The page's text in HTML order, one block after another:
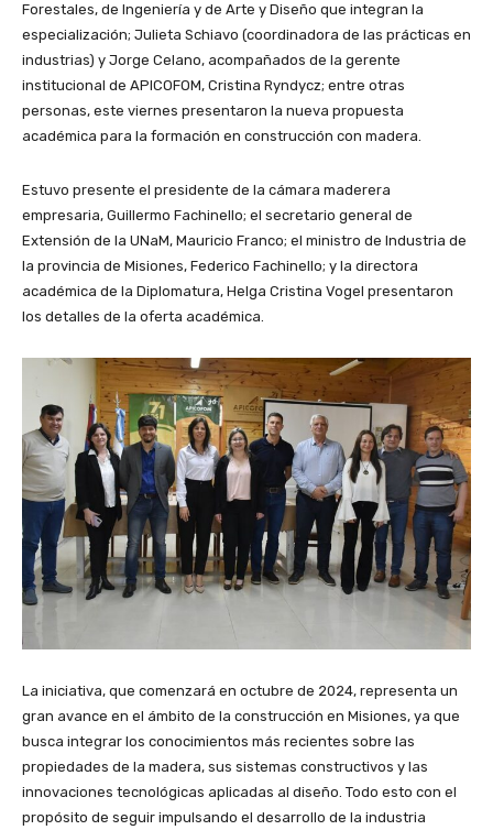
Forestales, de Ingeniería y de Arte y Diseño que integran la
especialización; Julieta Schiavo (coordinadora de las prácticas en
industrias) y Jorge Celano, acompañados de la gerente
institucional de APICOFOM, Cristina Ryndycz; entre otras
personas, este viernes presentaron la nueva propuesta
académica para la formación en construcción con madera.
Estuvo presente el presidente de la cámara maderera
empresaria, Guillermo Fachinello; el secretario general de
Extensión de la UNaM, Mauricio Franco; el ministro de Industria de
la provincia de Misiones, Federico Fachinello; y la directora
académica de la Diplomatura, Helga Cristina Vogel presentaron
los detalles de la oferta académica.
La iniciativa, que comenzará en octubre de 2024, representa un
gran avance en el ámbito de la construcción en Misiones, ya que
busca integrar los conocimientos más recientes sobre las
propiedades de la madera, sus sistemas constructivos y las
innovaciones tecnológicas aplicadas al diseño. Todo esto con el
propósito de seguir impulsando el desarrollo de la industria